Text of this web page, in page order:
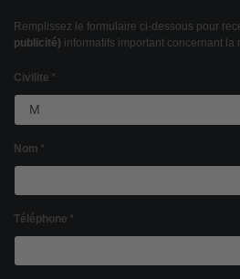
Remplissez le formulaire ci-dessous pour
publicité) informatifs important concernant la
Civilite
Nom
Téléphone